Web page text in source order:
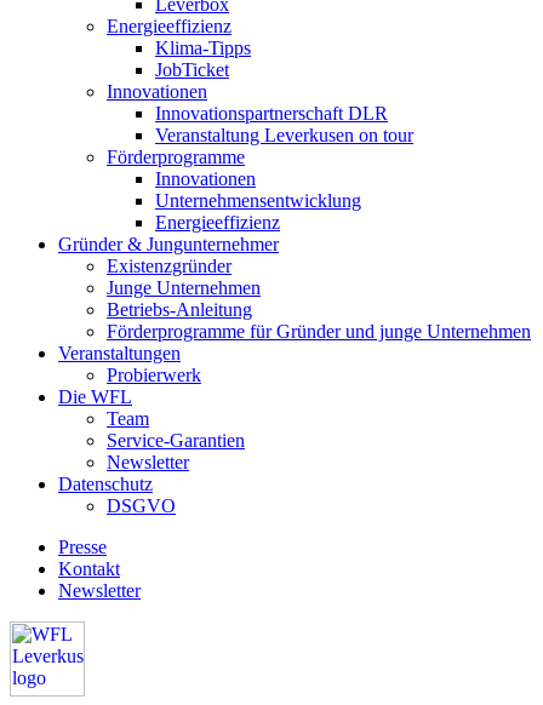
Leverbox
Energieeffizienz
Klima-Tipps
JobTicket
Innovationen
Innovationspartnerschaft DLR
Veranstaltung Leverkusen on tour
Förderprogramme
Innovationen
Unternehmensentwicklung
Energieeffizienz
Gründer & Jungunternehmer
Existenzgründer
Junge Unternehmen
Betriebs-Anleitung
Förderprogramme für Gründer und junge Unternehmen
Veranstaltungen
Probierwerk
Die WFL
Team
Service-Garantien
Newsletter
Datenschutz
DSGVO
Presse
Kontakt
Newsletter